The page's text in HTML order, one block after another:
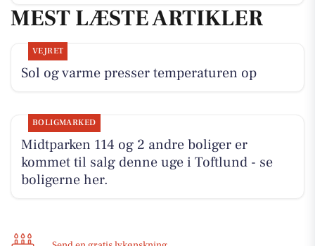
MEST LÆSTE ARTIKLER
VEJRET
Sol og varme presser temperaturen op
BOLIGMARKED
Midtparken 114 og 2 andre boliger er
kommet til salg denne uge i Toftlund - se
boligerne her.